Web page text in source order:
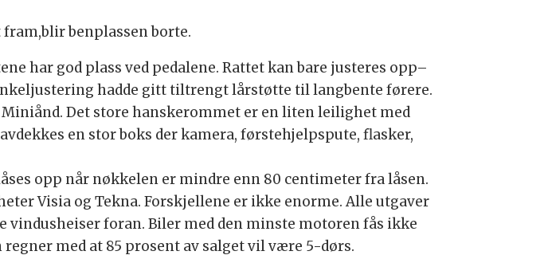
fram,blir benplassen borte.
har god plass ved pedalene. Rattet kan bare justeres opp–
hadde gitt tiltrengt lårstøtte til langbente førere.
Det store hanskerommet er en liten leilighet med
en stor boks der kamera, førstehjelpspute, flasker,
opp når nøkkelen er mindre enn 80 centimeter fra låsen.
Visia og Tekna. Forskjellene er ikke enorme. Alle utgaver
foran. Biler med den minste motoren fås ikke
med at 85 prosent av salget vil være 5-dørs.